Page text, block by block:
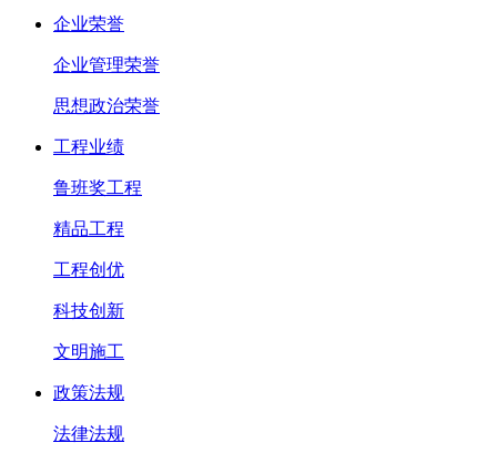
企业荣誉
企业管理荣誉
思想政治荣誉
工程业绩
鲁班奖工程
精品工程
工程创优
科技创新
文明施工
政策法规
法律法规